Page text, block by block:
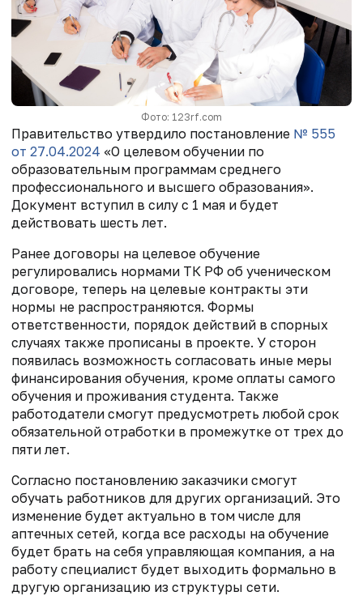
Фото: 123rf.com
Правительство утвердило постановление № 555
от 27.04.2024 «О целевом обучении по
образовательным программам среднего
профессионального и высшего образования».
Документ вступил в силу с 1 мая и будет
действовать шесть лет.
Ранее договоры на целевое обучение
регулировались нормами ТК РФ об ученическом
договоре, теперь на целевые контракты эти
нормы не распространяются. Формы
ответственности, порядок действий в спорных
случаях также прописаны в проекте. У сторон
появилась возможность согласовать иные меры
финансирования обучения, кроме оплаты самого
обучения и проживания студента. Также
работодатели смогут предусмотреть любой срок
обязательной отработки в промежутке от трех до
пяти лет.
Согласно постановлению заказчики смогут
обучать работников для других организаций. Это
изменение будет актуально в том числе для
аптечных сетей, когда все расходы на обучение
будет брать на себя управляющая компания, а на
работу специалист будет выходить формально в
другую организацию из структуры сети.